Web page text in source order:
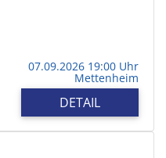
07.09.2026 19:00 Uhr
Mettenheim
DETAIL